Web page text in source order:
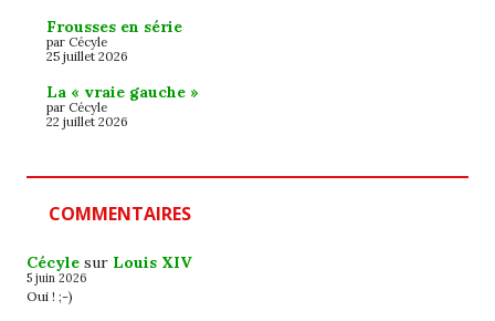
Frousses en série
par Cécyle
25 juillet 2026
La « vraie gauche »
par Cécyle
22 juillet 2026
COMMENTAIRES
Cécyle sur Louis XIV
5 juin 2026
Oui ! ;-)